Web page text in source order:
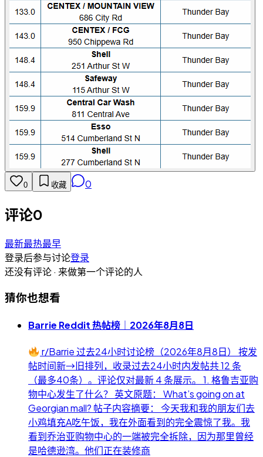
0 收藏 0
评论0
最新最热最早
登录后参与讨论登录
还没有评论 · 来做第一个评论的人
猜你也想看
Barrie Reddit 热帖榜｜2026年8月8日
r/Barrie 过去24小时讨论榜（2026年8月8日） 按发
帖时间新→旧排列，收录过去24小时内发帖共 12 条
（最多40条）。评论仅对最新 4 条展示。 1. 格鲁吉亚购
物中心发生了什么？ 英文原题： What’s going on at
Georgian mall? 帖子内容摘要： 今天我和我的朋友们去
小鸡填充A吃午饭，我在外面看到的完全震惊了我。我
看到乔治亚购物中心的一端被完全拆除，因为那里曾经
是哈德逊湾。他们正在装修商